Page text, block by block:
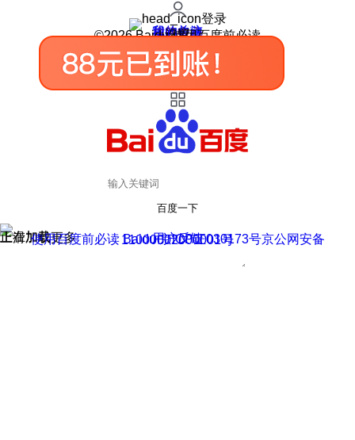
登录
我的关注
我的收藏
皮肤中心
用户反馈
设置
©2026 Baidu 使用百度前必读
百度一下
正在加载
上滑加载更多 用户反馈
使用百度前必读 Baidu 京ICP证030173号
京公网安备11000002000001号